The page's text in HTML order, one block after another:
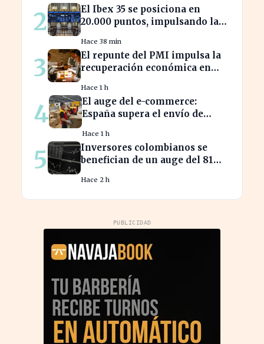
2
El Ibex 35 se posiciona en
20.000 puntos, impulsando la
Hace 38 min
3
El repunte del PMI impulsa la
recuperación económica en
crecimiento
Hace 1 h
4
El auge del e-commerce:
España supera el envío de
Hace 1 h
5
Inversores colombianos se
benefician de un auge del 81%
Hace 2 h
PUBLICIDAD